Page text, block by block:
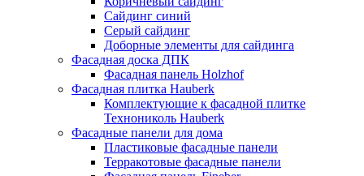
Сайдинг синий
Серый сайдинг
Доборные элементы для сайдинга
Фасадная доска ДПК
Фасадная панель Holzhof
Фасадная плитка Hauberk
Комплектующие к фасадной плитке
Технониколь Hauberk
Фасадные панели для дома
Пластиковые фасадные панели
Терракотовые фасадные панели